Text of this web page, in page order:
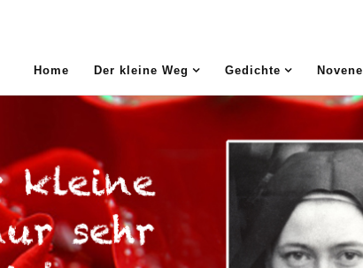
Home Der kleine Weg Gedichte Novene